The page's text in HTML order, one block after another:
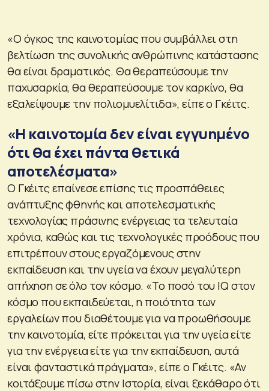
«Ο όγκος της καινοτομίας που συμβάλλει στη
βελτίωση της συνολικής ανθρώπινης κατάστασης
θα είναι δραματικός. Θα θεραπεύσουμε την
παχυσαρκία, θα θεραπεύσουμε τον καρκίνο, θα
εξαλείψουμε την πολιομυελίτιδα», είπε ο Γκέιτς.
«Η καινοτομία δεν είναι εγγυημένο
ότι θα έχει πάντα θετικά
αποτελέσματα»
Ο Γκέιτς επαίνεσε επίσης τις προσπάθειες
ανάπτυξης φθηνής και αποτελεσματικής
τεχνολογίας πράσινης ενέργειας τα τελευταία
χρόνια, καθώς και τις τεχνολογικές προόδους που
επιτρέπουν στους εργαζόμενους στην
εκπαίδευση και την υγεία να έχουν μεγαλύτερη
απήχηση σε όλο τον κόσμο. «Το ποσό του IQ στον
κόσμο που εκπαιδεύεται, η ποιότητα των
εργαλείων που διαθέτουμε για να προωθήσουμε
την καινοτομία, είτε πρόκειται για την υγεία είτε
για την ενέργεια είτε για την εκπαίδευση, αυτά
είναι φανταστικά πράγματα», είπε ο Γκέιτς. «Αν
κοιτάξουμε πίσω στην Ιστορία, είναι ξεκάθαρο ότι